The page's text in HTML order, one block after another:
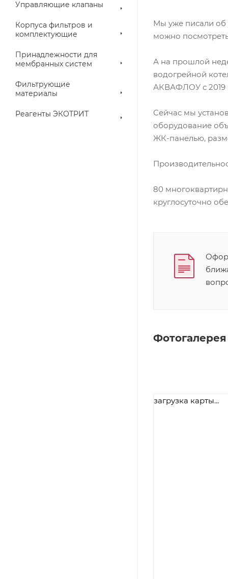
Управляющие клапаны
Корпуса фильтров и
комплектующие
Принадлежности для
мембранных систем
Фильтрующие
материалы
Реагенты ЭКОТРИТ
Мы уже писали об
можно
А на прошлой
водогрейной
АКВАФЛОУ с 2019
Сейчас мы
оборудование
ЖК-панелью,
80
круглосуточно
Фотогалерея
загрузка карты...